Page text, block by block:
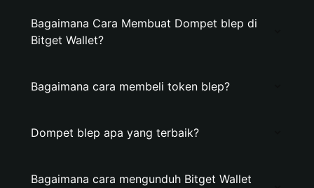
Bagaimana Cara Membuat Dompet blep di
Bitget Wallet?
Bagaimana cara membeli token blep?
Dompet blep apa yang terbaik?
Bagaimana cara mengunduh Bitget Wallet